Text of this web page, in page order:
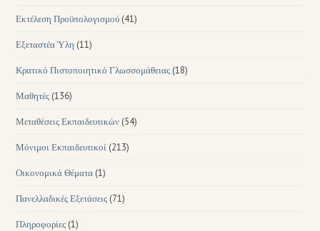
Εκτέλεση Προϋπολογισμού (41)
Εξεταστέα Ύλη (11)
Κρατικό Πιστοποιητικό Γλωσσομάθειας (18)
Μαθητές (136)
Μεταθέσεις Εκπαιδευτικών (54)
Μόνιμοι Εκπαιδευτικοί (213)
Οικονομικά Θέματα (1)
Πανελλαδικές Εξετάσεις (71)
Πληροφορίες (1)